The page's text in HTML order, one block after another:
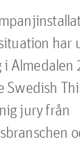
har
Almedalen
Swedish
jury från